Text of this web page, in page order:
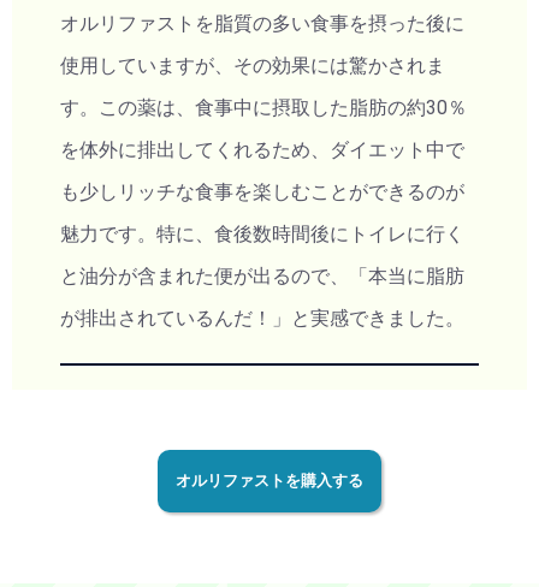
オルリファストを脂質の多い食事を摂った後に
使用していますが、その効果には驚かされま
す。この薬は、食事中に摂取した脂肪の約30％
を体外に排出してくれるため、ダイエット中で
も少しリッチな食事を楽しむことができるのが
魅力です。特に、食後数時間後にトイレに行く
と油分が含まれた便が出るので、「本当に脂肪
が排出されているんだ！」と実感できました。
オルリファストを購入する